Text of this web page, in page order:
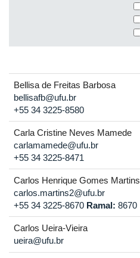
Bellisa de Freitas Barbosa
bellisafb@ufu.br
+55 34 3225-8580
Carla Cristine Neves Mamede
carlamamede@ufu.br
+55 34 3225-8471
Carlos Henrique Gomes Martins
carlos.martins2@ufu.br
+55 34 3225-8670 Ramal: 8670
Carlos Ueira-Vieira
ueira@ufu.br